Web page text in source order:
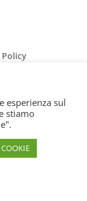
Policy
P.IVA
esperienza sul
stiamo